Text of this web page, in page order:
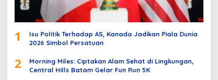
1
Isu Politik Terhadap AS, Kanada Jadikan Piala Dunia
2026 Simbol Persatuan
2
Morning Miles: Ciptakan Alam Sehat di Lingkungan,
Central Hills Batam Gelar Fun Run 5K